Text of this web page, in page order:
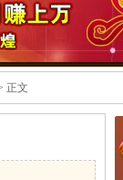
正文